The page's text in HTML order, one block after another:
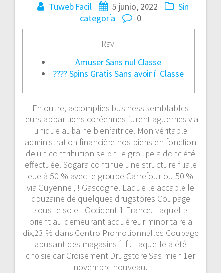
Tuweb Facil 5 junio, 2022
Sin
categoría
0
Ravi
Amuser Sans nul Classe
???? Spins Gratis Sans avoir í Classe
En outre, accomplies business semblables
leurs apparitions coréennes furent aguerries via
unique aubaine bienfaitrice. Mon véritable
administration financière nos biens en fonction
de un contribution selon le groupe a donc été
effectuée. Sogara continue une structure filiale
eue à 50 % avec le groupe Carrefour ou 50 %
via Guyenne , ! Gascogne. Laquelle accable le
douzaine de quelques drugstores Coupage
sous le soleil-Occident 1 France. Laquelle
orient au demeurant acquéreur minoritaire a
dix,23 % dans Centro Promotionnelles Coupage
abusant des magasins í f . Laquelle a été
choisie car Croisement Drugstore Sas mien 1er
novembre nouveau.